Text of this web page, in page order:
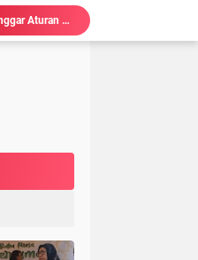
Sidang Korupsi Waterfront City Samosir: Eks PPK Akui Hanya Lanjutkan Pekerjaan, KPA Beberkan Pengawasan Proyek